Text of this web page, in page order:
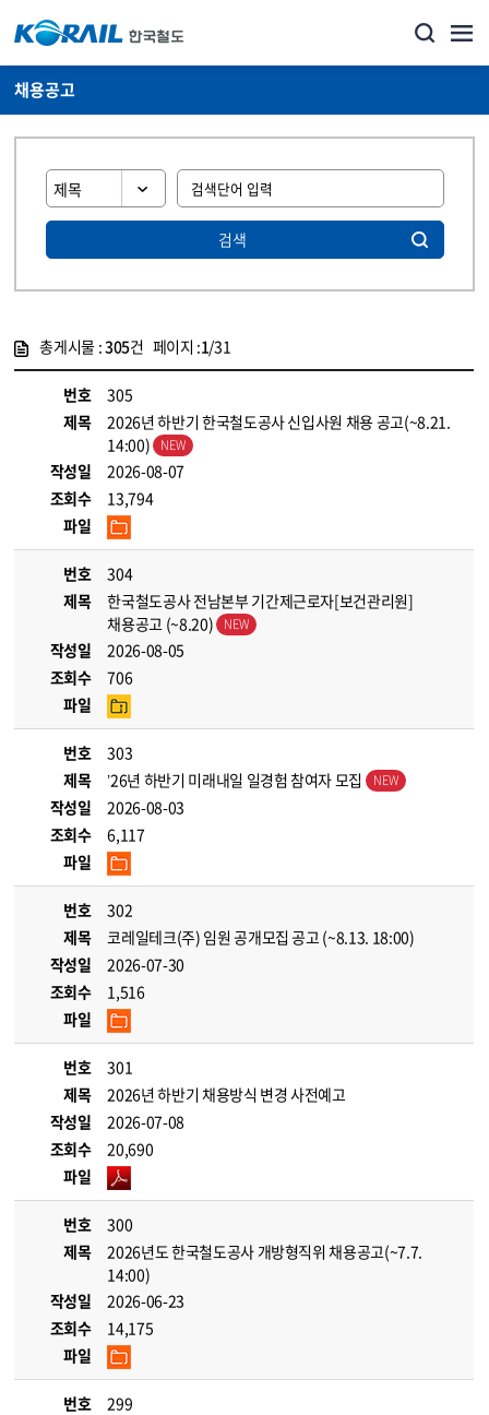
채용공고
검색
총게시물 :305건 페이지 :1/31
번호
305
제목
2026년 하반기 한국철도공사 신입사원 채용 공고(~8.21.
14:00)
작성일
2026-08-07
조회수
13,794
파일
번호
304
제목
한국철도공사 전남본부 기간제근로자[보건관리원]
채용공고 (~8.20)
작성일
2026-08-05
조회수
706
파일
번호
303
제목
’26년 하반기 미래내일 일경험 참여자 모집
작성일
2026-08-03
조회수
6,117
파일
번호
302
제목
코레일테크(주) 임원 공개모집 공고 (~8.13. 18:00)
작성일
2026-07-30
조회수
1,516
파일
번호
301
제목
2026년 하반기 채용방식 변경 사전예고
작성일
2026-07-08
조회수
20,690
파일
번호
300
제목
2026년도 한국철도공사 개방형직위 채용공고(~7.7.
14:00)
작성일
2026-06-23
조회수
14,175
파일
번호
299